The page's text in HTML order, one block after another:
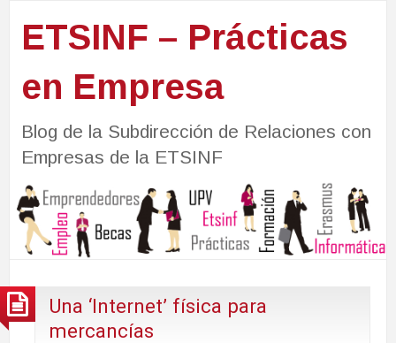
ETSINF – Prácticas
en Empresa
Blog de la Subdirección de Relaciones con
Empresas de la ETSINF
Una ‘Internet’ física para
mercancías